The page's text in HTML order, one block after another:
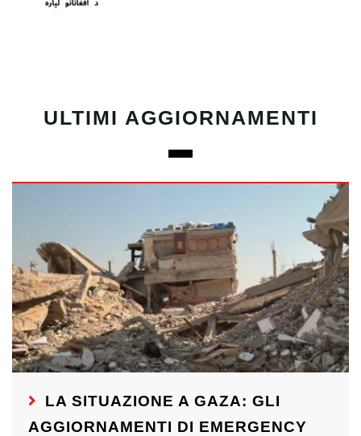
ULTIMI AGGIORNAMENTI
LA SITUAZIONE A GAZA: GLI
AGGIORNAMENTI DI EMERGENCY